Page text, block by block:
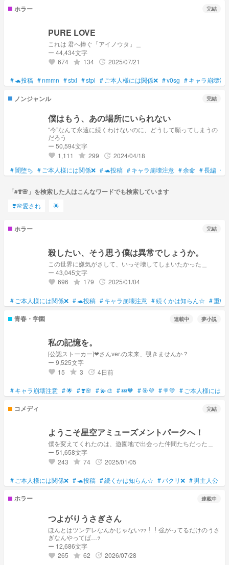
ホラー 完結
PURE LOVE
これは 君へ捧ぐ「アイノウタ」＿
ー 44,434文字
favorite 674 grade 134 update 2025/07/21
#🐢投稿 #nmmn #stxl #stpl # ご本人様には関係❌ #v0sg #キャラ崩壊注
ノンジャンル 完結
僕はもう、あの場所にいられない
“今”なんて永遠に続くわけないのに、どうして願ってしまうの
だろう
ー 50,594文字
favorite 1,111 grade 299 update 2024/04/18
#闇堕ち #ご本人様には関係❌ #🐢投稿 #キャラ崩壊注意 #余命 #長編 #
「#❣️🌸」を検索した人はこんなワードでも検索しています
❣️🌸愛され 🌟
ホラー 完結
殺したい、そう思う僕は異常でしょうか。
この世界に嫌気がさして、いっそ壊してしまいたかった＿
ー 43,045文字
favorite 696 grade 179 update 2025/01/04
# ご本人様には関係❌ #🐢投稿 #キャラ崩壊注意 #続くかは知らん☆ #重い
青春・学園 連載中 夢小説
私の記憶を。
[公認ストーカー]❤さんver.の未来、覗きませんか？
ー 9,525文字
favorite 15 grade 3 update 4日前
#キャラ崩壊注意 #🌟 #❣️🌸 #💫🎨 #💤🧡 #🎯💜 #🍭💚 # ご本人様には関
コメディ 完結
ようこそ星空アミューズメントパークへ！
僕を変えてくれたのは、遊園地で出会った仲間たちだった＿
ー 51,658文字
favorite 243 grade 74 update 2025/01/05
# ご本人様には関係❌ #🐢投稿 #続くかは知らん☆ #パクリ❌ #男主人公
ホラー 連載中
つよがりうさぎさん
ほんとはツンデレなんかじゃないｯｯ！！強がってるだけのうさ
ぎなんやってば…ｯ
ー 12,686文字
favorite 265 grade 62 update 2026/07/28